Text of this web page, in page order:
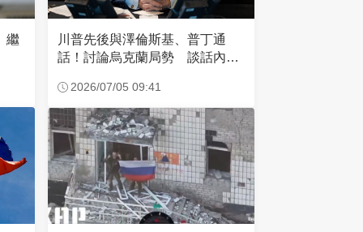
繼
川普先後與澤倫斯基、普丁通
話！討論烏克蘭局勢 談話內容
2026/07/05 09:41